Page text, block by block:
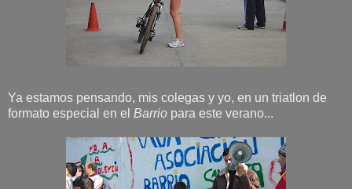
Ya estamos pensando, mis colegas y yo, en un triatlon de
formato especial en el Barrio para este verano...